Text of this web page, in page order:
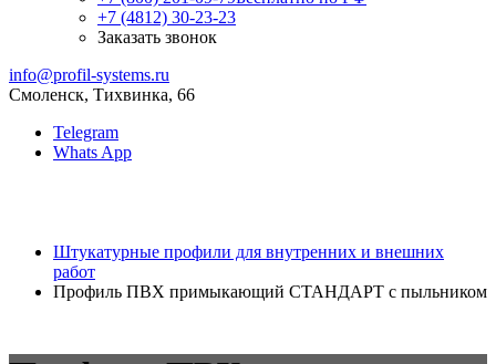
+7 (4812) 30-23-23
Заказать звонок
info@profil-systems.ru
Смоленск, Тихвинка, 66
Telegram
Whats App
Штукатурные профили для внутренних и внешних
работ
Профиль ПВХ примыкающий СТАНДАРТ с пыльником